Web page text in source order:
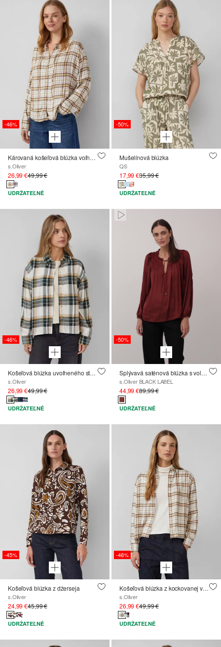
-46%
Károvaná košeľová blúzka voľného strihu s volánovým golierom
s.Oliver
26,99 €49,99 €
UDRŽATEĽNÉ
-50%
Mušelínová blúzka
QS
17,99 €35,99 €
UDRŽATEĽNÉ
-46%
Košeľová blúzka uvoľneného strihu s naberaním na chrbte
s.Oliver
26,99 €49,99 €
UDRŽATEĽNÉ
Paused • Muted
-50%
Splývavá saténová blúzka s volánikmi
s.Oliver BLACK LABEL
44,99 €89,99 €
UDRŽATEĽNÉ
-45%
Košeľová blúzka z džerseja
s.Oliver
24,99 €45,99 €
UDRŽATEĽNÉ
-46%
Košeľová blúzka z kockovanej viskózovej zmesi so zberom
s.Oliver
26,99 €49,99 €
UDRŽATEĽNÉ